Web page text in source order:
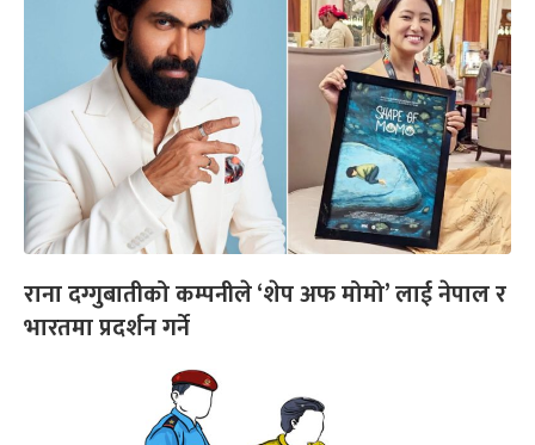
राना दग्गुबातीको कम्पनीले ‘शेप अफ मोमो’ लाई नेपाल र
भारतमा प्रदर्शन गर्ने